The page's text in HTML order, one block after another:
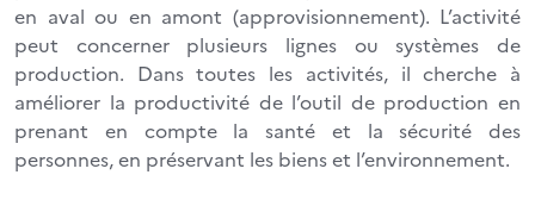
en aval ou en amont (approvisionnement). L’activité
peut concerner plusieurs lignes ou systèmes de
production. Dans toutes les activités, il cherche à
améliorer la productivité de l’outil de production en
prenant en compte la santé et la sécurité des
personnes, en préservant les biens et l’environnement.